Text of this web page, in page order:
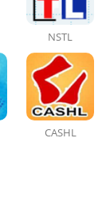
NSTL
CASHL